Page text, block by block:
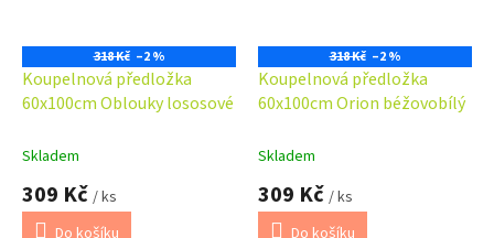
318 Kč –2 %
Koupelnová předložka
60x100cm Oblouky lososové
Skladem
309 Kč / ks
Do košíku
318 Kč –2 %
Koupelnová předložka
60x100cm Orion béžovobílý
Skladem
309 Kč / ks
Do košíku